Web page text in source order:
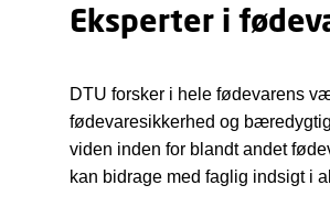
Eksperter i
DTU forsker i hele fødevarens
fødevaresikkerhed og
viden inden for blandt andet
kan bidrage med faglig indsigt i